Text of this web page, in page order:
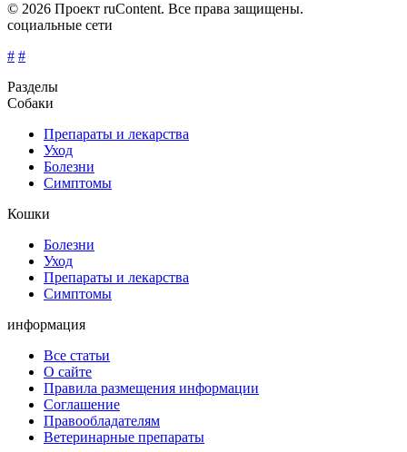
© 2026 Проект ruContent. Все права защищены.
социальные сети
# #
Разделы
Собаки
Препараты и лекарства
Уход
Болезни
Симптомы
Кошки
Болезни
Уход
Препараты и лекарства
Симптомы
информация
Все статьи
О сайте
Правила размещения информации
Соглашение
Правообладателям
Ветеринарные препараты